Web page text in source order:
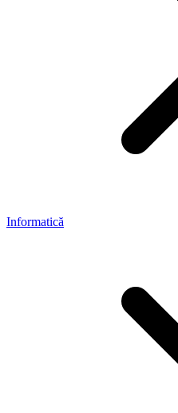
Informatică